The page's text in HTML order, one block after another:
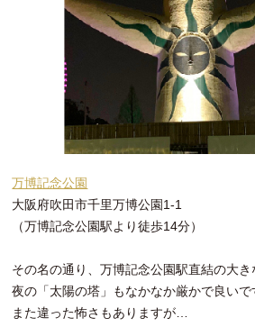
万博記念公園
大阪府吹田市千里万博公園1-1
（万博記念公園駅より徒歩14分）
その名の通り、万博記念公園駅直結の大き
夜の「太陽の塔」もなかなか厳かで良いで
また違った怖さもありますが…